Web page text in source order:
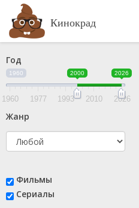
Кинокрад
Год
1960 2000 2026
1960 1977 1993 2010 2026
Жанр
Фильмы
Сериалы